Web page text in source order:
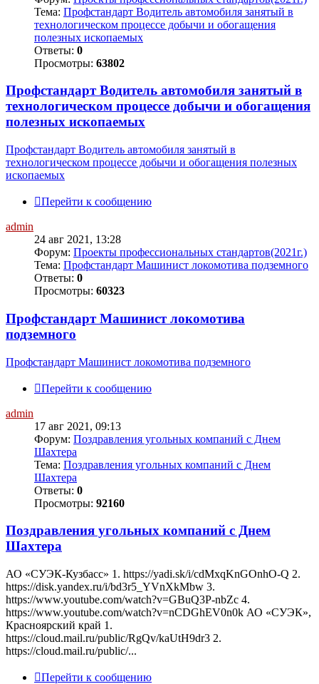
Тема: Профстандарт Водитель автомобиля занятый в
технологическом процессе добычи и обогащения
полезных ископаемых
Ответы: 0
Просмотры: 63802
Профстандарт Водитель автомобиля занятый в
технологическом процессе добычи и обогащения
полезных ископаемых
Профстандарт Водитель автомобиля занятый в
технологическом процессе добычи и обогащения полезных
ископаемых
Перейти к сообщению
admin
24 авг 2021, 13:28
Форум: Проекты профессиональных стандартов(2021г.)
Тема: Профстандарт Машинист локомотива подземного
Ответы: 0
Просмотры: 60323
Профстандарт Машинист локомотива
подземного
Профстандарт Машинист локомотива подземного
Перейти к сообщению
admin
17 авг 2021, 09:13
Форум: Поздравления угольных компаний с Днем
Шахтера
Тема: Поздравления угольных компаний с Днем
Шахтера
Ответы: 0
Просмотры: 92160
Поздравления угольных компаний с Днем
Шахтера
АО «СУЭК-Кузбасс» 1. https://yadi.sk/i/cdMxqKnGOnhO-Q 2.
https://disk.yandex.ru/i/bd3r5_YVnXkMbw 3.
https://www.youtube.com/watch?v=GBuQ3P-nbZc 4.
https://www.youtube.com/watch?v=nCDGhEV0n0k АО «СУЭК»,
Красноярский край 1.
https://cloud.mail.ru/public/RgQv/kaUtH9dr3 2.
https://cloud.mail.ru/public/...
Перейти к сообщению